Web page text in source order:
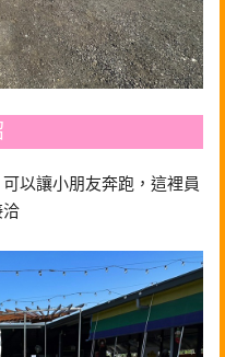
以讓小朋友奔跑，這裡員
洽